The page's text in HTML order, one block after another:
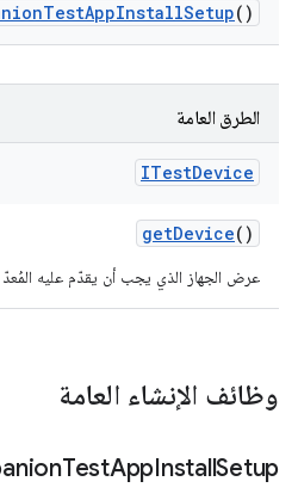
TestAppInstallSetup()
الطرق العامة
ITestDevice
getDevice()
عرض الجهاز الذي يجب أن يقدّم عليه المُعدّ
وظائف الإنشاء العامة
TestAppInstallSetup